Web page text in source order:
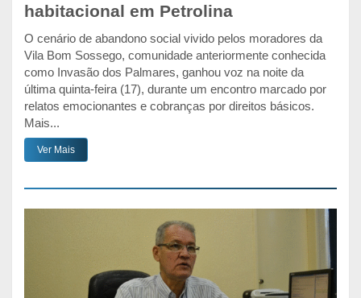
habitacional em Petrolina
O cenário de abandono social vivido pelos moradores da
Vila Bom Sossego, comunidade anteriormente conhecida
como Invasão dos Palmares, ganhou voz na noite da
última quinta-feira (17), durante um encontro marcado por
relatos emocionantes e cobranças por direitos básicos.
Mais...
Ver Mais